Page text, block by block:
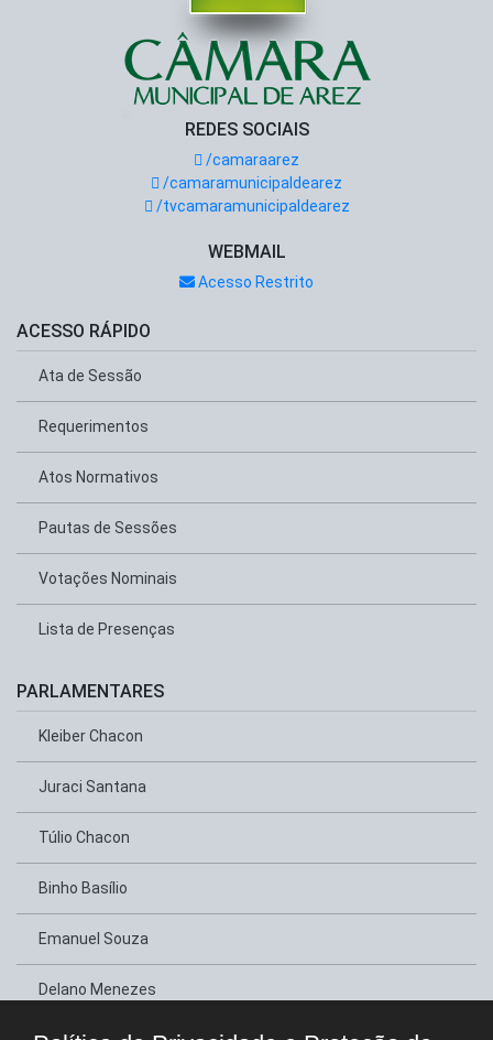
REDES SOCIAIS
/camaraarez
/camaramunicipaldearez
/tvcamaramunicipaldearez
WEBMAIL
Acesso Restrito
ACESSO RÁPIDO
Ata de Sessão
Requerimentos
Atos Normativos
Pautas de Sessões
Votações Nominais
Lista de Presenças
PARLAMENTARES
Kleiber Chacon
Juraci Santana
Túlio Chacon
Binho Basílio
Emanuel Souza
Delano Menezes